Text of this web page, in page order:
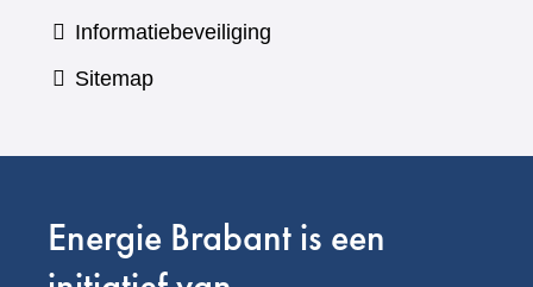
Informatiebeveiliging
Sitemap
Energie Brabant is een